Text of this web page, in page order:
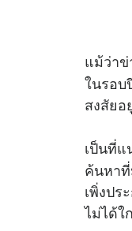
แม้ว่าข่
ในรอบ
สงสัยอ
เป็นที่
ค้นหา
เพิ่งปร
ไม่ได้ใ